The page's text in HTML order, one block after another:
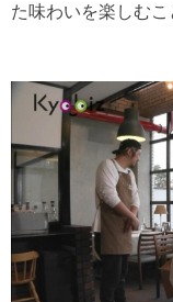
た味わいを楽しむこ